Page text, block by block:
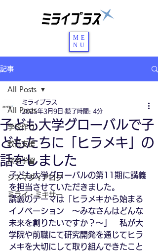
ME
NU
記事
All Posts
学校作り
教員支援
探究学習
シネマダイアログ
ミライ・ミキサー
All Posts
子ども大学グローバルで子
どもたちに「ヒラメキ」の
話をしました
ミライプラス
2025年3月9日 読了時間: 4分
子ども大学グローバルの第11期に講義
を担当させていただきました。
講義のテーマは「ヒラメキから始まる
イノベーション　〜みなさんはどんな
未来を創りたいですか？～」　私が大
学院や前職にて研究開発を通じてヒラ
メキを大切にして取り組んできたこと